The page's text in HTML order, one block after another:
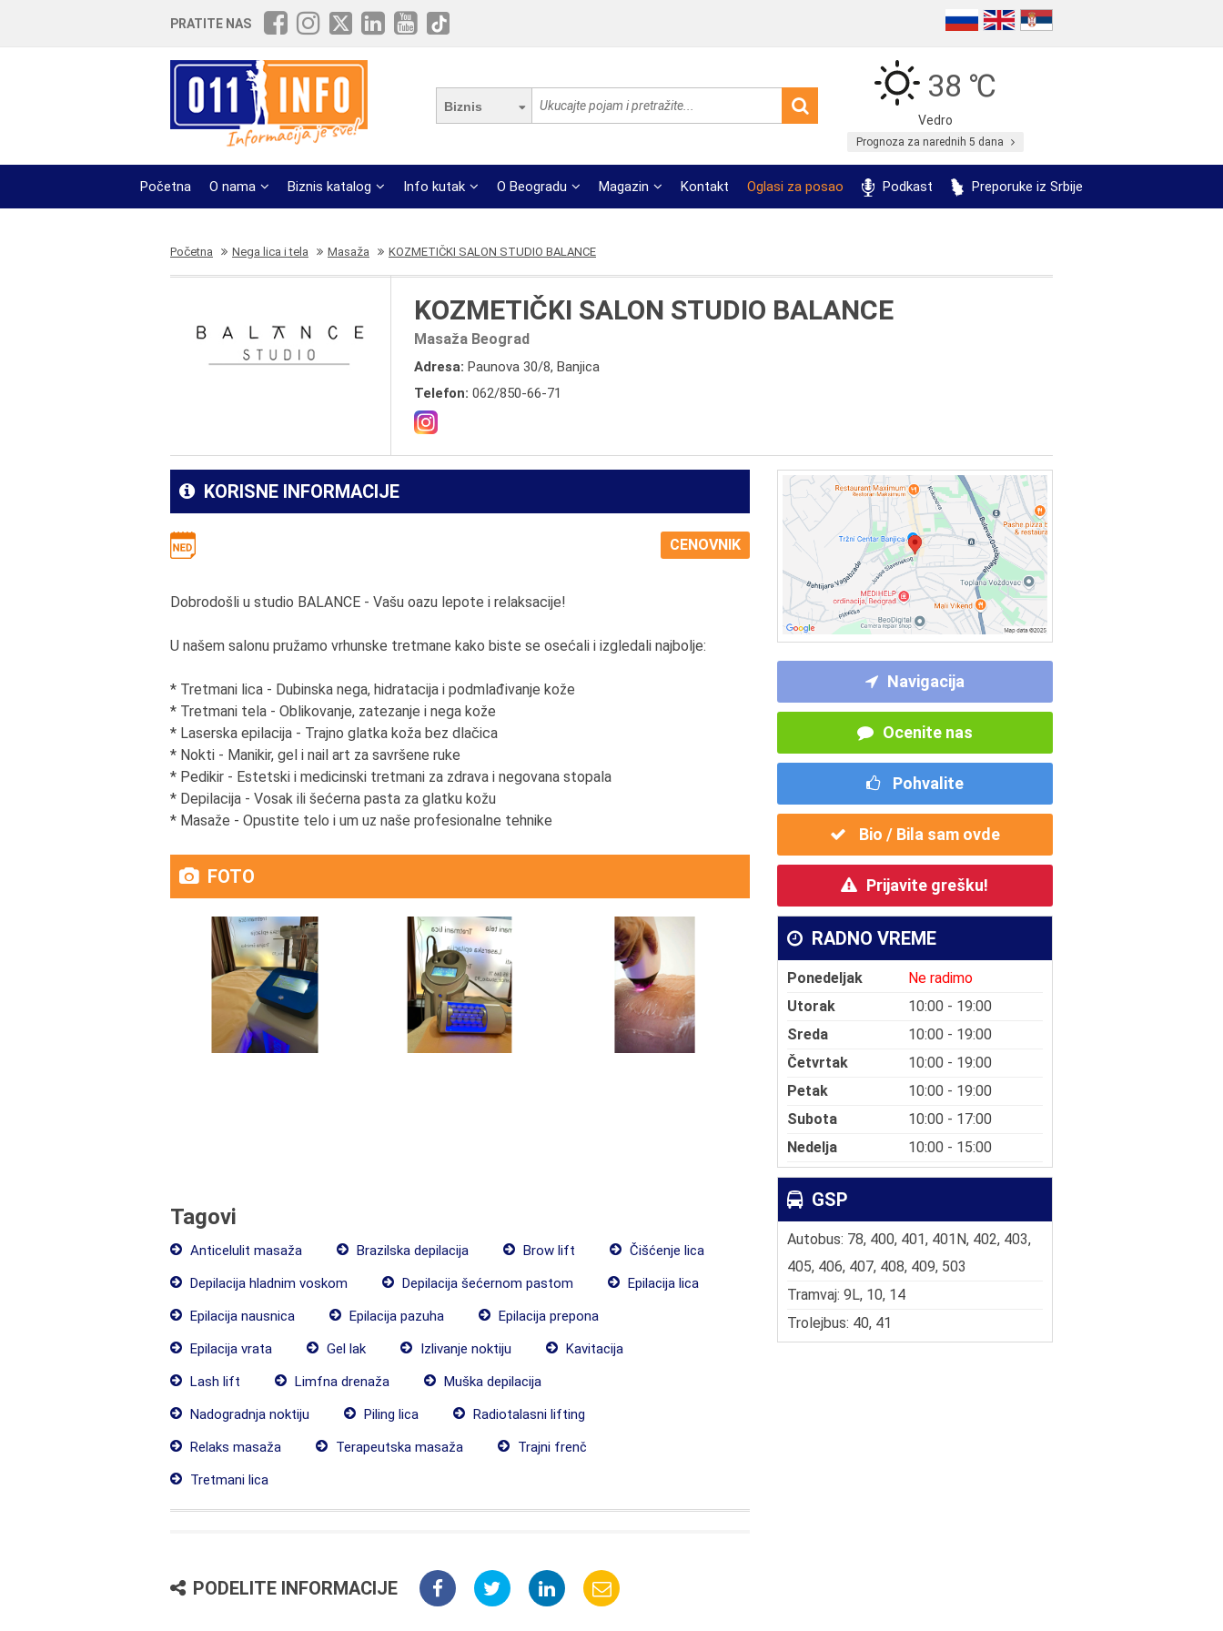
PRATITE NAS
Biznis
38 ℃
Vedro
Prognoza za narednih 5 dana
Početna O nama Biznis katalog Info kutak O Beogradu Magazin Kontakt Oglasi za posao Podkast Preporuke iz Srbije
Početna Nega lica i tela Masaža KOZMETIČKI SALON STUDIO BALANCE
KOZMETIČKI SALON STUDIO BALANCE
Masaža Beograd
Adresa: Paunova 30/8, Banjica
Telefon: 062/850-66-71
Navigacija
Ocenite nas
Pohvalite
Bio / Bila sam ovde
Prijavite grešku!
RADNO VREME
Ponedeljak
Ne radimo
Utorak
10:00 - 19:00
Sreda
10:00 - 19:00
Četvrtak
10:00 - 19:00
Petak
10:00 - 19:00
Subota
10:00 - 17:00
Nedelja
10:00 - 15:00
GSP
Autobus: 78, 400, 401, 401N, 402, 403,
405, 406, 407, 408, 409, 503
Tramvaj: 9L, 10, 14
Trolejbus: 40, 41
KORISNE INFORMACIJE
CENOVNIK
Dobrodošli u studio BALANCE - Vašu oazu lepote i relaksacije!
U našem salonu pružamo vrhunske tretmane kako biste se osećali i izgledali najbolje:
* Tretmani lica - Dubinska nega, hidratacija i podmlađivanje kože
* Tretmani tela - Oblikovanje, zatezanje i nega kože
* Laserska epilacija - Trajno glatka koža bez dlačica
* Nokti - Manikir, gel i nail art za savršene ruke
* Pedikir - Estetski i medicinski tretmani za zdrava i negovana stopala
* Depilacija - Vosak ili šećerna pasta za glatku kožu
* Masaže - Opustite telo i um uz naše profesionalne tehnike
FOTO
Tagovi
Anticelulit masaža Brazilska depilacija Brow lift
Čišćenje lica
Depilacija hladnim voskom
Depilacija šećernom pastom
Epilacija lica
Epilacija nausnica
Epilacija pazuha
Epilacija prepona
Epilacija vrata
Gel lak Izlivanje noktiju
Kavitacija
Lash lift
Limfna drenaža
Muška depilacija
Nadogradnja noktiju
Piling lica
Radiotalasni lifting
Relaks masaža
Terapeutska masaža
Trajni frenč
Tretmani lica
PODELITE INFORMACIJE